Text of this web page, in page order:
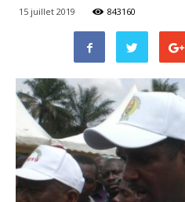
15 juillet 2019 843160